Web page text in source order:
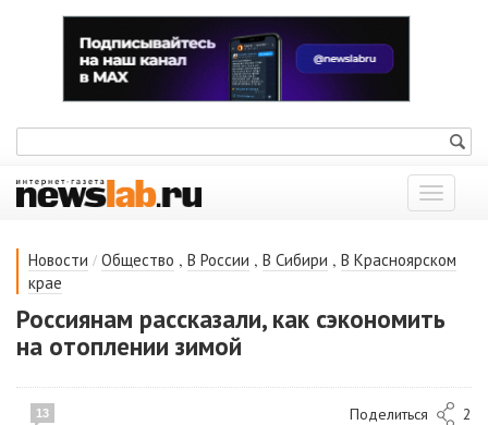
Показать
меню
Новости / Общество , В России , В Сибири , В Красноярском
крае
Россиянам рассказали, как сэкономить
на отоплении зимой
13 Поделиться 2